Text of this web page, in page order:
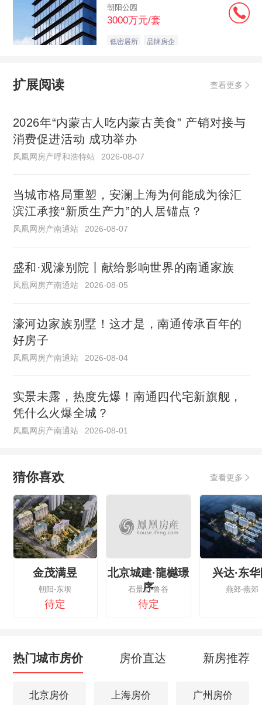
朝阳公园
3000万元/套
低密居所 品牌房企
扩展阅读 查看更多
2026年“内蒙古人吃内蒙古美食” 产销对接与
消费促进活动 成功举办
凤凰网房产呼和浩特站 2026-08-07
当城市格局重塑，安澜上海为何能成为徐汇
滨江承接“新质生产力”的人居锚点？
凤凰网房产南通站 2026-08-07
盛和·观濠别院丨献给影响世界的南通家族
凤凰网房产南通站 2026-08-05
濠河边家族别墅！这才是，南通传承百年的
好房子
凤凰网房产南通站 2026-08-04
实景未露，热度先爆！南通四代宅新旗舰，
凭什么火爆全城？
凤凰网房产南通站 2026-08-01
猜你喜欢 查看更多
金茂满昱
朝阳-东坝
待定
北京城建·龍樾璟
序
石景山-鲁谷
待定
兴达·东
燕郊-燕郊
热门城市房价 房价直达 新房推荐
北京房价 上海房价 广州房价